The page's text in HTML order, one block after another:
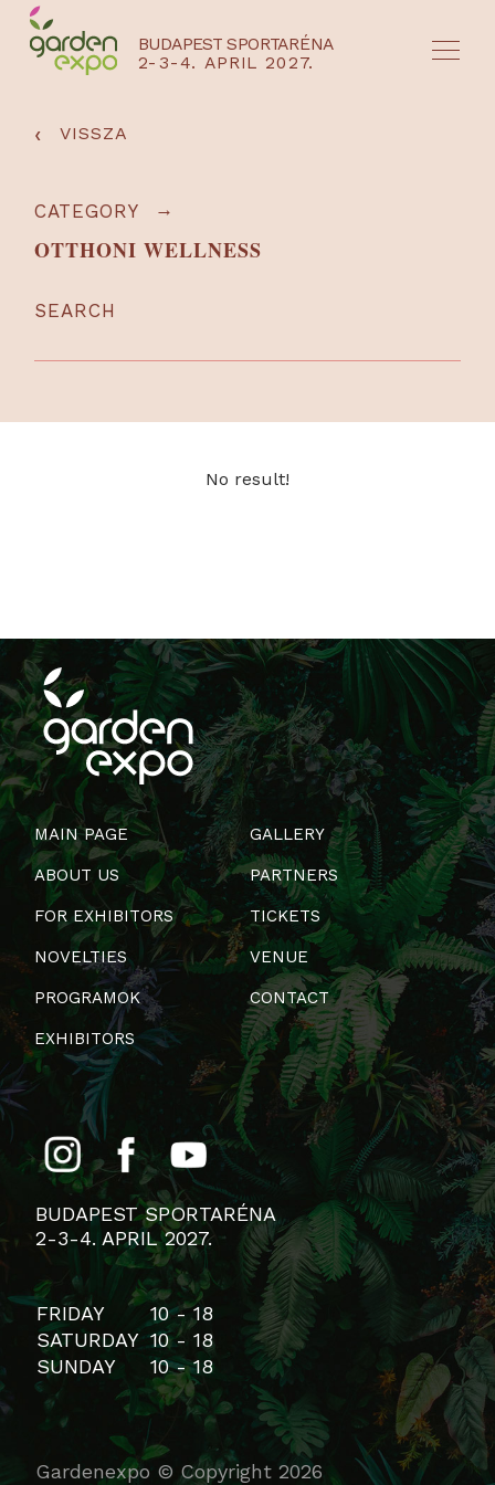
BUDAPEST SPORTARÉNA
2-3-4. APRIL 2027.
NYEREMÉNYJÁTÉK / REGISZTRÁCIÓ
‹ VISSZA
SEARCH
CATEGORY →
OTTHONI WELLNESS
No result!
MAIN PAGE
ABOUT US
FOR EXHIBITORS
NOVELTIES
PROGRAMOK
EXHIBITORS
GALLERY
PARTNERS
TICKETS
VENUE
CONTACT
BUDAPEST SPORTARÉNA
2-3-4. APRIL 2027.
FRIDAY
10 - 18
SATURDAY 10 - 18
SUNDAY
10 - 18
Gardenexpo © Copyright 2026